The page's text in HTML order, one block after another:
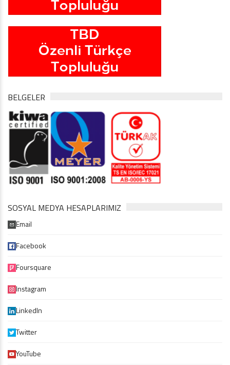
BELGELER
SOSYAL MEDYA HESAPLARIMIZ
Email
Facebook
Foursquare
Instagram
LinkedIn
Twitter
YouTube